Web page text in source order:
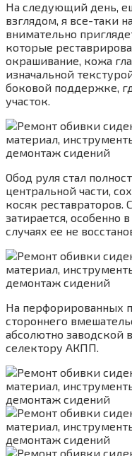
На следующий день,
взглядом, я все-таки
внимательно
которые
окрашивание, кожа
изначальной
боковой поддержке,
участок.
Обод руля стал
центральной части,
косяк
затирается, особенно
случаях ее не
На перфорированных
стороннего
абсолютно заводской
селектору АКПП.